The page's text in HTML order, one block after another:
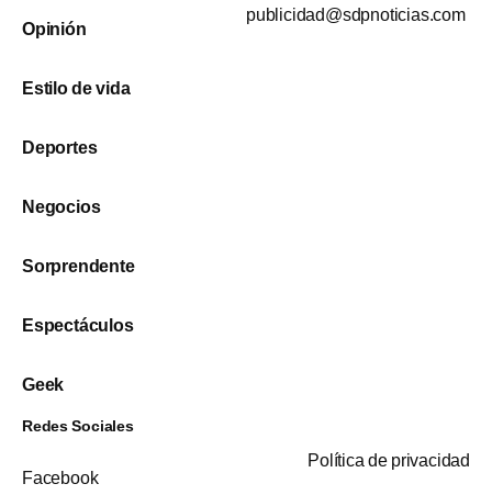
Opinión
Estilo de vida
Deportes
Negocios
Sorprendente
Espectáculos
Geek
publicidad@sdpnoticias.com
Redes Sociales
Facebook
Política de privacidad